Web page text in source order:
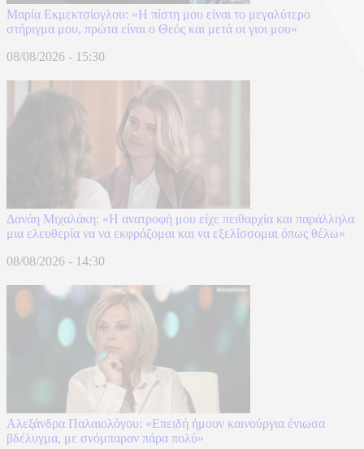
Μαρία Εκμεκτσίογλου: «Η πίστη μου είναι το μεγαλύτερο
στήριγμα μου, πρώτα είναι ο Θεός και μετά οι γιοι μου»
08/08/2026 - 15:30
Δανάη Μιχαλάκη: «Η ανατροφή μου είχε πειθαρχία και παράλληλα
μια ελευθερία να να εκφράζομαι και να εξελίσσομαι όπως θέλω»
08/08/2026 - 14:30
Αλεξάνδρα Παλαιολόγου: «Επειδή ήμουν καινούργια ένιωσα
βδέλυγμα, με σνόμπαραν πάρα πολύ»